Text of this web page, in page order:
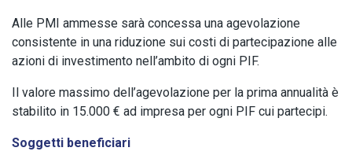
Alle PMI ammesse sarà concessa una agevolazione
consistente in una riduzione sui costi di partecipazione alle
azioni di investimento nell’ambito di ogni PIF.
Il valore massimo dell’agevolazione per la prima annualità è
stabilito in 15.000 € ad impresa per ogni PIF cui partecipi.
Soggetti beneficiari